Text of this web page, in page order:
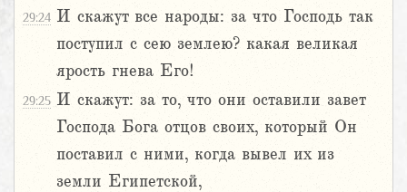
29:24 И скажут все народы: за что Господь так
поступил с сею землею? какая великая
ярость гнева Его!
29:25 И скажут: за то, что они оставили завет
Господа Бога отцов своих, который Он
поставил с ними, когда вывел их из
земли Египетской,